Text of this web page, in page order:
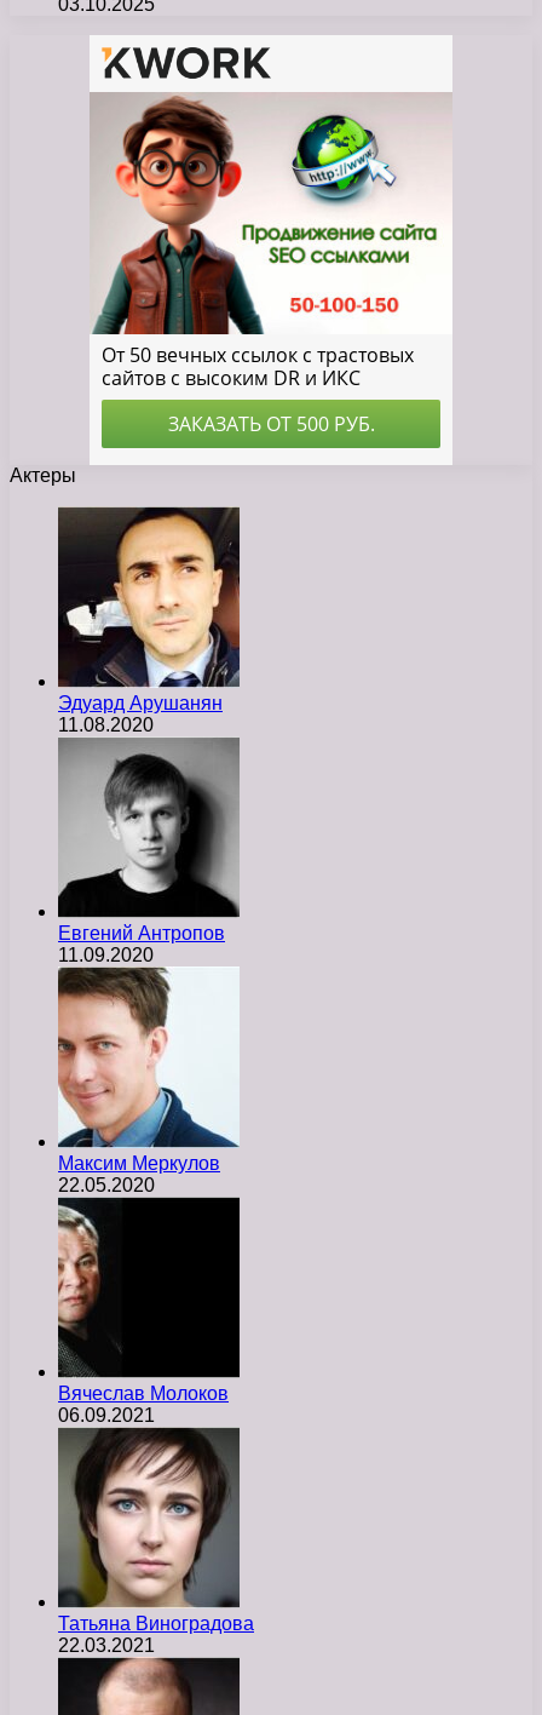
03.10.2025
Актеры
Эдуард Арушанян
11.08.2020
Евгений Антропов
11.09.2020
Максим Меркулов
22.05.2020
Вячеслав Молоков
06.09.2021
Татьяна Виноградова
22.03.2021